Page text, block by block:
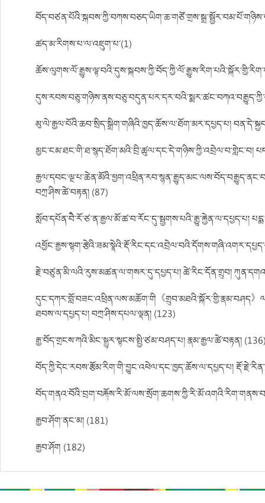
ཚད་མ་རིགས་པ་ལ་འཇུག་པ་(1)
མུ་ལེ་རྒྱལ་པོའི་ཆབ་སྲིད་སྒྲིག་གཞིའི་ཁྱད་ཆོས་ལ་ཐོག་མར་དཔྱད་པ།
མྱང་ངམ་ཐང་གི་ཐ་སྙད་ཐོག་མའི་བྲི་ཚུལ་དང་དེ་གཉིས་ཀྱི་འབྲེལ་བ་གླེང་བ།
བཀྲ་ཤིས་ཚེ་བརྟན། (87)
སློབ་དཔོན་བཻ་རོ་ཙ་ན་རྒྱལ་མོ་ཚ་བ་རོང་དུ་སྦྱགས་པའི་རྒྱུ་རྐྱེན་ལ་དཔྱད་པ།
རྗེ་བཙུན་མི་ལའི་རུས་མཚན་ལ་གསར་དུ་དཔྱད་པ། ཚེ་རིང་དོན་གྲུབ།
དུང་དཀར་བློ་བཟང་འཕྲིན་ལས་མཆོག་གི《གྲུབ་མཐའི་སྐོར་གྱི་རྣམ་བཤད》
ཐབས་ལ་དཔྱད་པ། བཀྲ་ཤིས་དཔལ་ལྡན། (123)
རྒྱ་བོད་གྲངས་ཀའི་མིང་སྒྱུར་སྟངས་སྤྱི་ཙམ་བཤད་པ། རྣམ་རྒྱལ་ཚེ་བརྟན།
བོད་ཀྱི་དེང་རབས་རྩོམ་རིག་གི་བྱུང་འཕེལ་དང་ཁྱད་ཆོས་ལ་དཔྱད་པ།
རྒྱབ་ཤོག་ནང་མ། (181)
རྒྱབ་ཤོག (182)